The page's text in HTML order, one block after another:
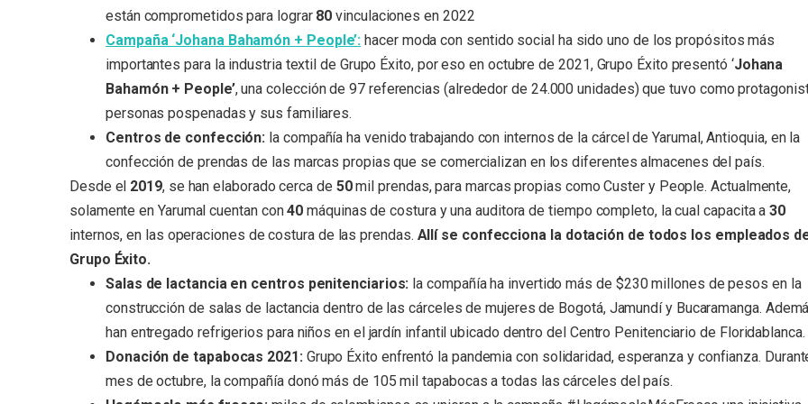
están comprometidos para lograr 80 vinculaciones en 2022
Campaña ‘Johana Bahamón + People’: hacer moda con sentido social ha sido uno de los propósitos más
importantes para la industria textil de Grupo Éxito, por eso en octubre de 2021, Grupo Éxito presentó ‘Johana
Bahamón + People’, una colecciónde 97 referencias (alrededor de 24.000 unidades) quetuvo como
personas pospenadas y sus familiares.
Centros de confección: la compañía ha venido trabajando con internos de la cárcel de Yarumal, Antioquia, en la
confección de prendas de las marcas propias que se comercializan en los diferentes almacenes del país.
Desde el 2019, se han elaborado cerca de 50mil prendas, para marcas propias como Custer y People.Actualmente,
solamente en Yarumal cuentan con40 máquinas de costura y una auditora de tiempo completo, la cual capacita a30
internos, en las operaciones de costura de las prendas. Allí se confecciona la dotación de todos los empleados
Grupo Éxito.
Salas de lactancia en centros penitenciarios: la compañía ha invertido más de $230 millones de pesos en la
construcción de salas de lactancia dentro de las cárceles de mujeres de Bogotá, Jamundí y Bucaramanga.
han entregado refrigerios para niños en el jardín infantil ubicado dentro del Centro Penitenciario de Floridablanca.
Donación de tapabocas 2021: Grupo Éxito enfrentó la pandemia con solidaridad, esperanza y confianza.
mes de octubre, la compañía donó más de 105 mil tapabocas a todas las cárceles del país.